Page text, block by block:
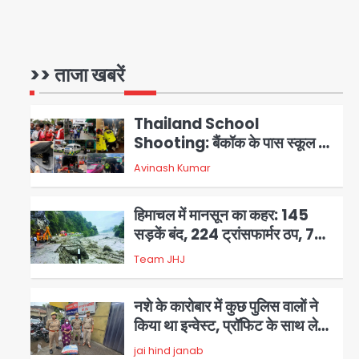
>> ताजा खबरें
1
2
Thailand School
Shooting: बैंकॉक के पास स्कूल में
छात्र ने की अंधाधुंध फायरिंग, हमलावर
सहित सात की मौत, 15 घायल
Avinash Kumar
3
हिमाचल में मानसून का कहर: 145
सड़कें बंद, 224 ट्रांसफार्मर ठप, 798
करोड़ रुपये का नुकसान
Team JHJ
4
नशे के कारोबार में कुछ पुलिस वालों ने
किया था इन्वेस्ट, प्रॉफिट के साथ लेते
थे ब्याज!
jai hind janab